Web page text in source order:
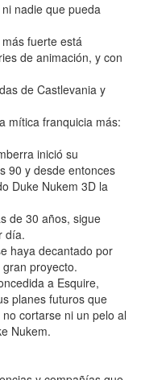
nadie que pueda
fuerte está
de animación, y con
de Castlevania y
mítica franquicia más:
inició su
90 y desde entonces
Duke Nukem 3D la
de 30 años, sigue
día.
haya decantado por
proyecto.
a Esquire,
planes futuros que
cortarse ni un pelo al
Nukem.